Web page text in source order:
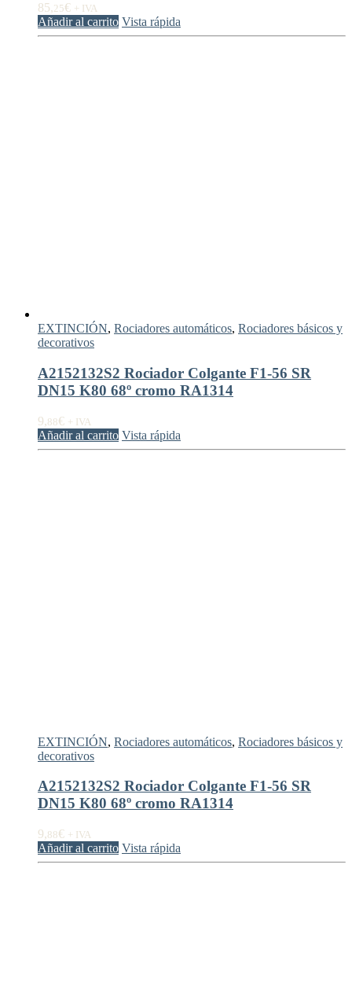
85,25€ + IVA
Añadir al carrito Vista rápida
EXTINCIÓN, Rociadores automáticos, Rociadores básicos y
decorativos
A2152132S2 Rociador Colgante F1-56 SR
DN15 K80 68º cromo RA1314
9,88€ + IVA
Añadir al carrito Vista rápida
EXTINCIÓN, Rociadores automáticos, Rociadores básicos y
decorativos
A2152132S2 Rociador Colgante F1-56 SR
DN15 K80 68º cromo RA1314
9,88€ + IVA
Añadir al carrito Vista rápida